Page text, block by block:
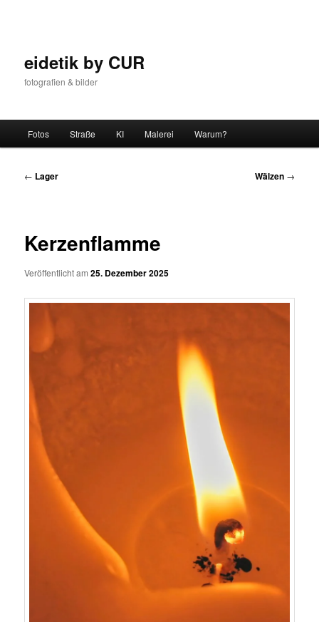
eidetik by CUR
fotografien & bilder
Fotos Straße KI Malerei Warum?
Beitrags-
← Lager Wälzen →
Kerzenflamme
Veröffentlicht am25. Dezember 2025